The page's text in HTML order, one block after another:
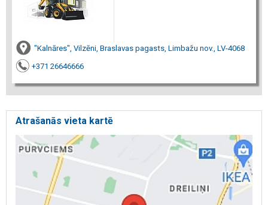
"Kalnāres", Vilzēni, Braslavas pagasts, Limbažu nov., LV-4068
+371 26646666
Atrašanās vieta kartē